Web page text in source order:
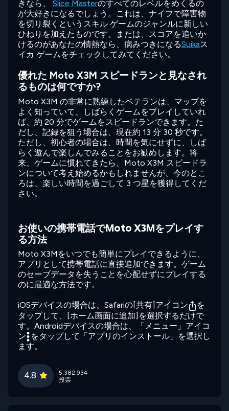
きなら、 Slice Masterのすべてのレベルをめくるの
が大好きになるでしょう。これは、ナイフで障害物
を切り裂くというスキル ゲームのジャンルに新しい
ひねりを加えたものです。または、スコアを追いか
けるのがあなたの情熱なら、病みつきになるSuikaス
イカ ゲームをチェックしてみてください。
優れた Moto X3M スピードランと見なされ
るものは何ですか?
Moto X3M の非常に熟練したベテランは、マップを
よく知っていて、しばらくゲームをプレイしていれ
ば、約 20 分でゲームをスピードランできます。た
だし、記録を狙う場合は、現在約 13 分 30 秒です。
ただし、初心者の場合は、時間を気にせずに、しば
らく遊んで楽しんでみることをお勧めします。将
来、ゲームに慣れてきたら、Moto X3M スピードラ
ンについて考え始めるかもしれませんが、今のとこ
ろは、楽しい時間を過ごして 3 つ星を獲得してくだ
さい。
お使いの携帯電話でMoto X3Mをプレイす
る方法
Moto X3Mをいつでも簡単にプレイできるように、
アプリとして携帯電話に直接追加できます。ゲーム
のセーブデータを失うことを心配せずにプレイする
のに最適な方法です。
iOSデバイスの場合は、Safariの[共有]アイコン
を
タップして、[ホーム画面に追加]を選択するだけで
す。Androidデバイスの場合は、「メニュー」アイコ
ン
をタップして「アプリのインストール」を選択し
ます。
4.8
5,382,934
投票